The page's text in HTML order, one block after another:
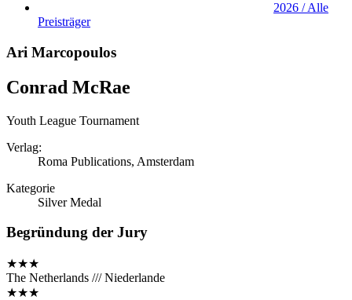
2026 / Alle
Preisträger
Ari Marcopoulos
Conrad McRae
Youth League Tournament
Verlag:
Roma Publications, Amsterdam
Kategorie
Silver Medal
Begründung der Jury
★★★
The Netherlands /// Niederlande
★★★